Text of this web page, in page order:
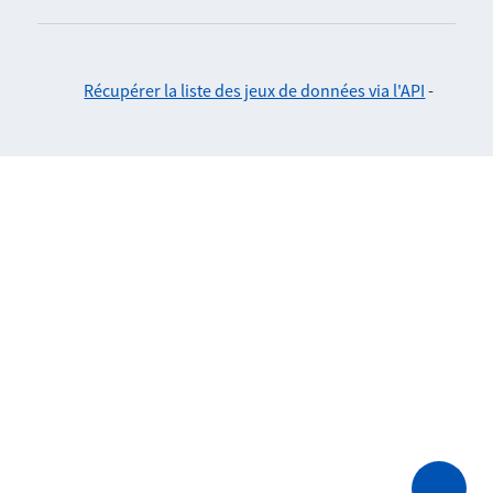
Récupérer la liste des jeux de données via l'API -